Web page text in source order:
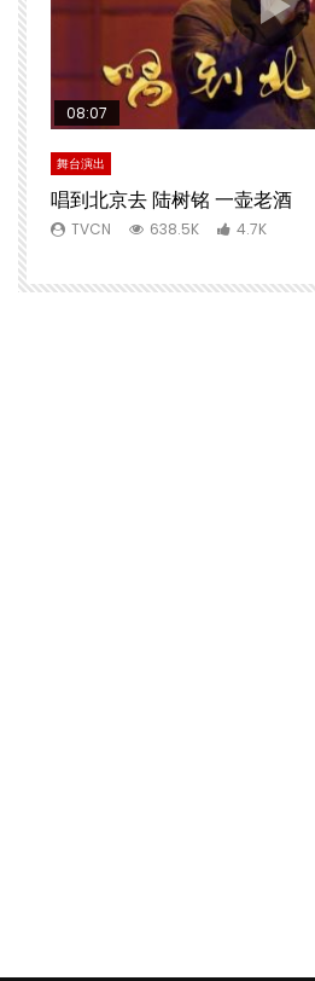
08:07
舞台演出
唱到北京去 陆树铭 一壶老酒
TVCN 638.5K 4.7K